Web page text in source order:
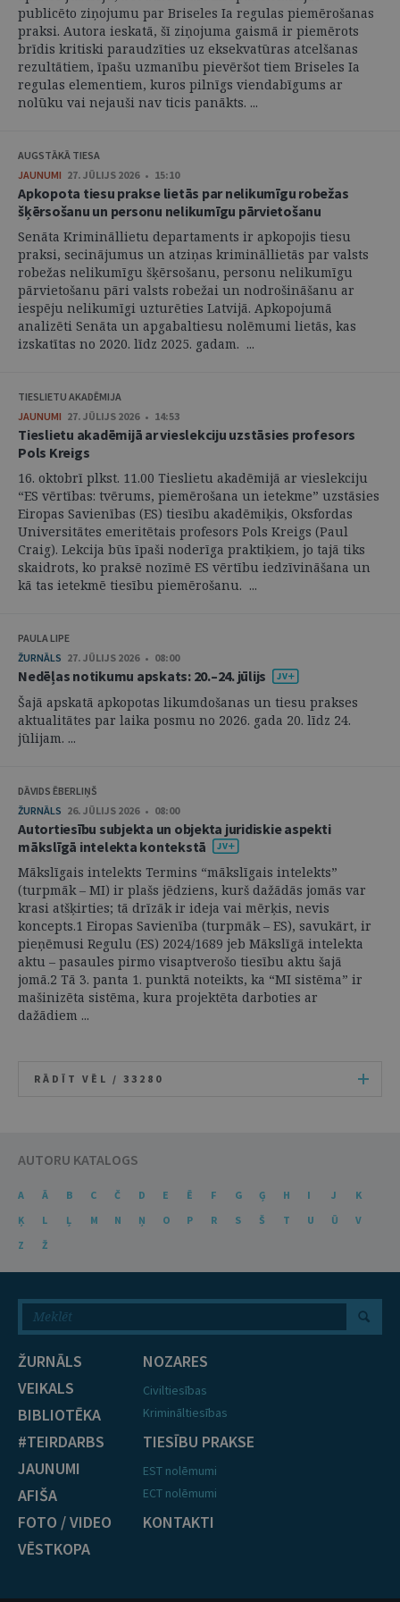
publicēto ziņojumu par Briseles Ia regulas piemērošanas
praksi. Autora ieskatā, šī ziņojuma gaismā ir piemērots
brīdis kritiski paraudzīties uz eksekvatūras atcelšanas
rezultātiem, īpašu uzmanību pievēršot tiem Briseles Ia
regulas elementiem, kuros pilnīgs viendabīgums ar
nolūku vai nejauši nav ticis panākts. ...
AUGSTĀKĀ TIESA
JAUNUMI 27. JŪLIJS 2026 • 15:10
Apkopota tiesu prakse lietās par nelikumīgu robežas
šķērsošanu un personu nelikumīgu pārvietošanu
Senāta Krimināllietu departaments ir apkopojis tiesu
praksi, secinājumus un atziņas krimināllietās par valsts
robežas nelikumīgu šķērsošanu, personu nelikumīgu
pārvietošanu pāri valsts robežai un nodrošināšanu ar
iespēju nelikumīgi uzturēties Latvijā. Apkopojumā
analizēti Senāta un apgabaltiesu nolēmumi lietās, kas
izskatītas no 2020. līdz 2025. gadam. ...
TIESLIETU AKADĒMIJA
JAUNUMI 27. JŪLIJS 2026 • 14:53
Tieslietu akadēmijā ar vieslekciju uzstāsies profesors
Pols Kreigs
16. oktobrī plkst. 11.00 Tieslietu akadēmijā ar vieslekciju
“ES vērtības: tvērums, piemērošana un ietekme” uzstāsies
Eiropas Savienības (ES) tiesību akadēmiķis, Oksfordas
Universitātes emeritētais profesors Pols Kreigs (Paul
Craig). Lekcija būs īpaši noderīga praktiķiem, jo tajā tiks
skaidrots, ko praksē nozīmē ES vērtību iedzīvināšana un
kā tas ietekmē tiesību piemērošanu. ...
PAULA LIPE
ŽURNĀLS 27. JŪLIJS 2026 • 08:00
Nedēļas notikumu apskats: 20.–24. jūlijs
Šajā apskatā apkopotas likumdošanas un tiesu prakses
aktualitātes par laika posmu no 2026. gada 20. līdz 24.
jūlijam. ...
DĀVIDS ĒBERLIŅŠ
ŽURNĀLS 26. JŪLIJS 2026 • 08:00
Autortiesību subjekta un objekta juridiskie aspekti
mākslīgā intelekta kontekstā
Mākslīgais intelekts Termins “mākslīgais intelekts”
(turpmāk – MI) ir plašs jēdziens, kurš dažādās jomās var
krasi atšķirties; tā drīzāk ir ideja vai mērķis, nevis
koncepts.1 Eiropas Savienība (turpmāk – ES), savukārt, ir
pieņēmusi Regulu (ES) 2024/1689 jeb Mākslīgā intelekta
aktu – pasaules pirmo visaptverošo tiesību aktu šajā
jomā.2 Tā 3. panta 1. punktā noteikts, ka “MI sistēma” ir
mašinizēta sistēma, kura projektēta darboties ar
dažādiem ...
RĀDĪT VĒL / 33280
AUTORU KATALOGS
A Ā B C Č D E Ē F G Ģ H I J
K
Ķ
L Ļ M N Ņ O P R S Š T U Ū
V
Z
Ž
ŽURNĀLS
VEIKALS
BIBLIOTĒKA
#TEIRDARBS
JAUNUMI
AFIŠA
FOTO / VIDEO
VĒSTKOPA
NOZARES
Civiltiesības
Krimināltiesības
TIESĪBU PRAKSE
EST nolēmumi
ECT nolēmumi
KONTAKTI